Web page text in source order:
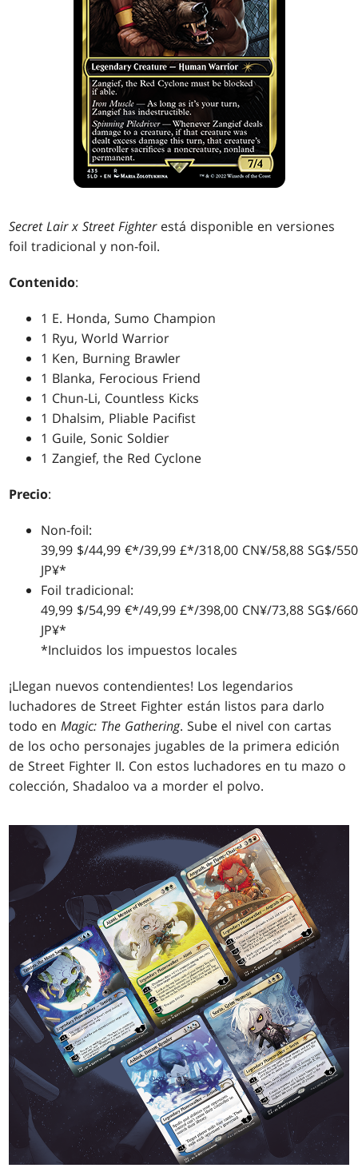
Secret Lair x Street Fighter está disponible en versiones
foil tradicional y non-foil.
Contenido:
1 E. Honda, Sumo Champion
1 Ryu, World Warrior
1 Ken, Burning Brawler
1 Blanka, Ferocious Friend
1 Chun-Li, Countless Kicks
1 Dhalsim, Pliable Pacifist
1 Guile, Sonic Soldier
1 Zangief, the Red Cyclone
Precio:
Non-foil:
39,99 $/44,99 €*/39,99 £*/318,00 CN¥/58,88 SG$/
JP¥*
Foil tradicional:
49,99 $/54,99 €*/49,99 £*/398,00 CN¥/73,88 SG$/
JP¥*
*Incluidos los impuestos locales
¡Llegan nuevos contendientes! Los legendarios
luchadores de Street Fighter están listos para darlo
todo enMagic: The Gathering. Sube el nivel con cartas
de los ocho personajes jugables de la primera edición
de Street Fighter II. Con estos luchadores en tu mazo o
colección, Shadaloo va a morder el polvo.